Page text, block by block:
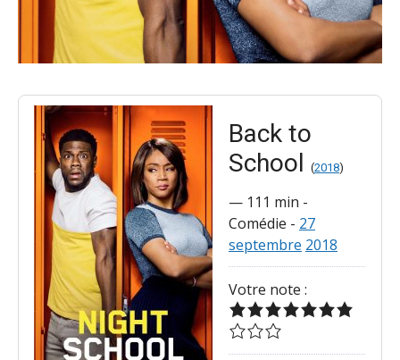
Back to
School
(2018)
— 111 min -
Comédie - 27
septembre 2018
Votre note :